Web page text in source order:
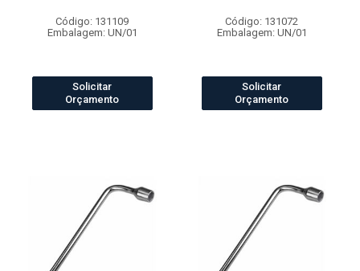
Código: 131109
Embalagem: UN/01
Solicitar
Orçamento
Código: 131072
Embalagem: UN/01
Solicitar
Orçamento